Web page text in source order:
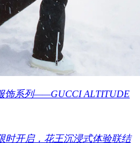
饰系列——GUCCI ALTITUDE
时开启，花王沉浸式体验联结